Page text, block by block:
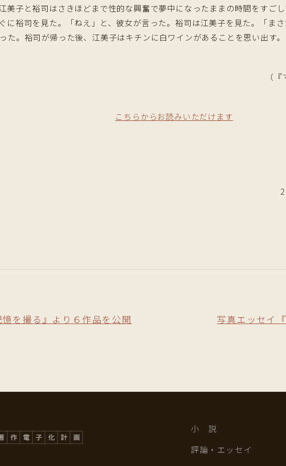
美子と裕司はさきほどまで性的な興奮で夢中になったままの時間をすご
に裕司を見た。「ねえ」と、彼女が言った。裕司は江美子を見た。「ま
た。裕司が帰った後、江美子はキチンに白ワインがあることを思い出す。
（
こちらからお読みいただけます
を撮る』より６作品を公開
写真エッセイ
小 説
評論・エッセイ